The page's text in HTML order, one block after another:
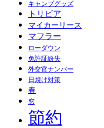
キャンプグッズ
トリビア
マイカーリース
マフラー
ローダウン
免許証紛失
外交官ナンバー
日焼け対策
春
窓
節約